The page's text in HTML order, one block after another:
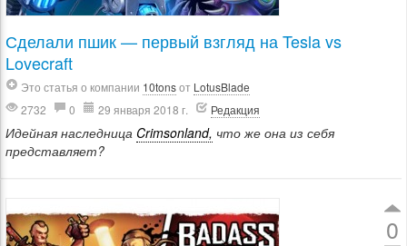
Сделали пшик — первый взгляд на Tesla vs
Lovecraft
Это статья о компании 10tonsот LotusBlade
2732
0 29 января 2018 г. Редакция
Идейная наследница Crimsonland, что же она из себя
представляет?
0